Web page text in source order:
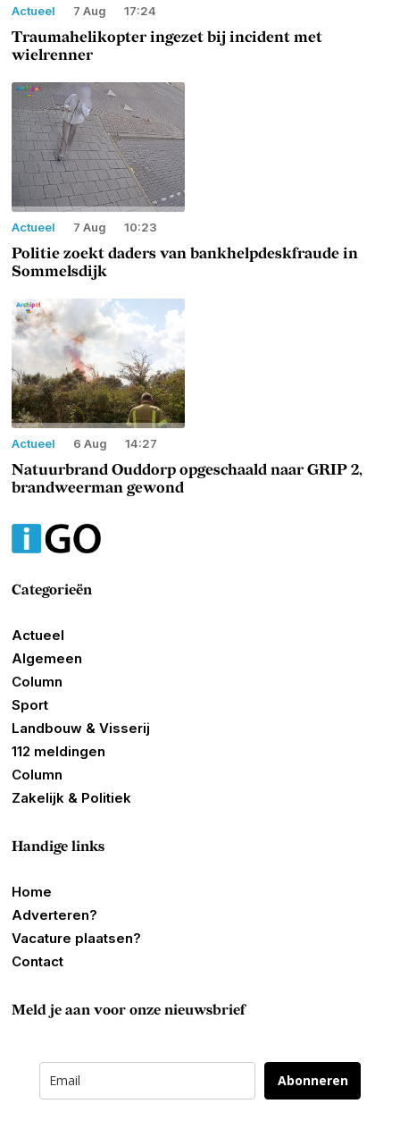
Actueel 7 Aug 17:24
Traumahelikopter ingezet bij incident met
wielrenner
Actueel 7 Aug 10:23
Politie zoekt daders van bankhelpdeskfraude in
Sommelsdijk
Actueel 6 Aug 14:27
Natuurbrand Ouddorp opgeschaald naar GRIP 2,
brandweerman gewond
Categorieën
Actueel
Algemeen
Column
Sport
Landbouw & Visserij
112 meldingen
Column
Zakelijk & Politiek
Handige links
Home
Adverteren?
Vacature plaatsen?
Contact
Meld je aan voor onze nieuwsbrief
Abonneren